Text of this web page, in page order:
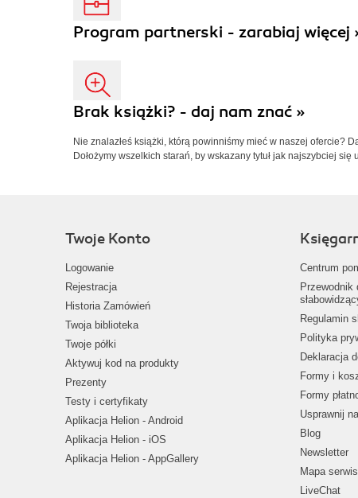
Program partnerski - zarabiaj więcej
Brak książki? - daj nam znać »
Nie znalazłeś książki, którą powinniśmy mieć w naszej ofercie?
Dołożymy wszelkich starań, by wskazany tytuł jak najszybciej się
Twoje Konto
Logowanie
Rejestracja
Historia Zamówień
Twoja biblioteka
Twoje półki
Aktywuj kod na produkty
Prezenty
Testy i certyfikaty
Aplikacja Helion - Android
Aplikacja Helion - iOS
Aplikacja Helion - AppGallery
Centrum
Przewodnik
Regulamin
Polityka
Deklaracja
Formy i
Formy
Usprawnij
Blog
Newsletter
Mapa
LiveChat